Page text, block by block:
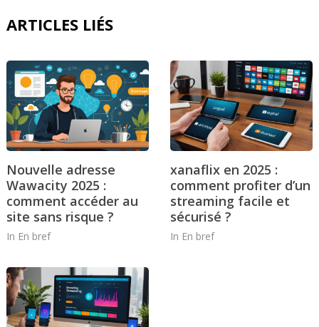
ARTICLES LIÉS
Nouvelle adresse
Wawacity 2025 :
comment accéder au
site sans risque ?
In En bref
xanaflix en 2025 :
comment profiter d’un
streaming facile et
sécurisé ?
In En bref